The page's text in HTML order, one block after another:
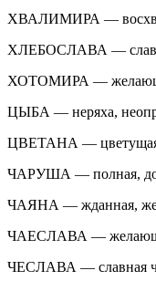
ХВАЛИМИРА —
ХЛЕБОСЛАВА —
ХОТОМИРА —
ЦЫБА — неряха,
ЦВЕТАНА —
ЧАРУША — полная,
ЧАЯНА — жданная,
ЧАЕСЛАВА —
ЧЕСЛАВА — славная